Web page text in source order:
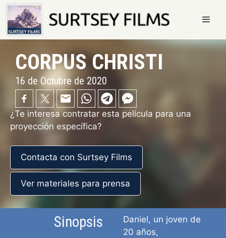
Saltar
al
contenido
Menú
CORPUS CHRISTI
16 de Octubre de 2020
¿Te interesa contratar esta película para una
proyección específica?
Contacta con Surtsey Films
Ver materiales para prensa
Sinopsis
Daniel, un joven de
20 años,